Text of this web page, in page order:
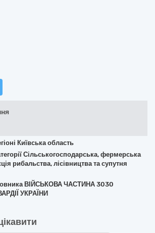
Київська область
Сільськогосподарська, фермерська
рибальства, лісівництва та супутня
ВІЙСЬКОВА ЧАСТИНА 3030
УКРАЇНИ